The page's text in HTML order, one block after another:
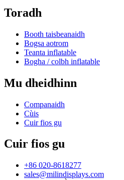
Toradh
Booth taisbeanaidh
Bogsa aotrom
Teanta inflatable
Bogha / colbh inflatable
Mu dheidhinn
Companaidh
Cùis
Cuir fios gu
Cuir fios gu
+86 020-8618277
sales@milindisplays.com